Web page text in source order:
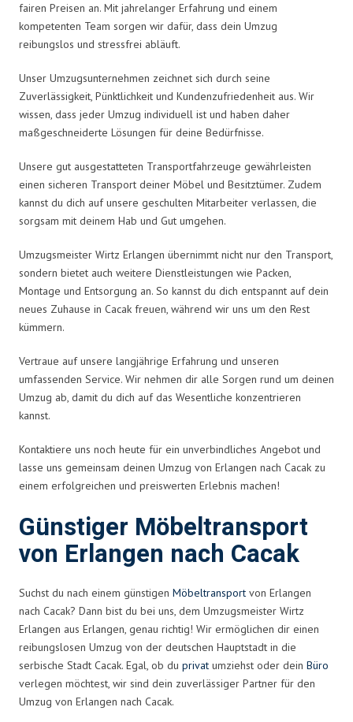
fairen Preisen an. Mit jahrelanger Erfahrung und einem
kompetenten Team sorgen wir dafür, dass dein Umzug
reibungslos und stressfrei abläuft.
Unser Umzugsunternehmen zeichnet sich durch seine
Zuverlässigkeit, Pünktlichkeit und Kundenzufriedenheit aus. Wir
wissen, dass jeder Umzug individuell ist und haben daher
maßgeschneiderte Lösungen für deine Bedürfnisse.
Unsere gut ausgestatteten Transportfahrzeuge gewährleisten
einen sicheren Transport deiner Möbel und Besitztümer. Zudem
kannst du dich auf unsere geschulten Mitarbeiter verlassen, die
sorgsam mit deinem Hab und Gut umgehen.
Umzugsmeister Wirtz Erlangen übernimmt nicht nur den Transport,
sondern bietet auch weitere Dienstleistungen wie Packen,
Montage und Entsorgung an. So kannst du dich entspannt auf dein
neues Zuhause in Cacak freuen, während wir uns um den Rest
kümmern.
Vertraue auf unsere langjährige Erfahrung und unseren
umfassenden Service. Wir nehmen dir alle Sorgen rund um deinen
Umzug ab, damit du dich auf das Wesentliche konzentrieren
kannst.
Kontaktiere uns noch heute für ein unverbindliches Angebot und
lasse uns gemeinsam deinen Umzug von Erlangen nach Cacak zu
einem erfolgreichen und preiswerten Erlebnis machen!
Günstiger Möbeltransport
von Erlangen nach Cacak
Suchst du nach einem günstigen Möbeltransport von Erlangen
nach Cacak? Dann bist du bei uns, dem Umzugsmeister Wirtz
Erlangen aus Erlangen, genau richtig! Wir ermöglichen dir einen
reibungslosen Umzug von der deutschen Hauptstadt in die
serbische Stadt Cacak. Egal, ob du privat umziehst oder dein Büro
verlegen möchtest, wir sind dein zuverlässiger Partner für den
Umzug von Erlangen nach Cacak.